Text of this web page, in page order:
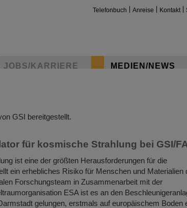
Telefonbuch Anreise Kontakt
JOBS/KARRIERE MEDIEN/NEWS
GSI bereitgestellt.
für kosmische Strahlung bei GSI/
ist eine der größten Herausforderungen für die
ein erhebliches Risiko für Menschen und Materialien
Forschungsteam in Zusammenarbeit mit der
ESA ist es an den
gelungen, erstmals auf europäischem Boden